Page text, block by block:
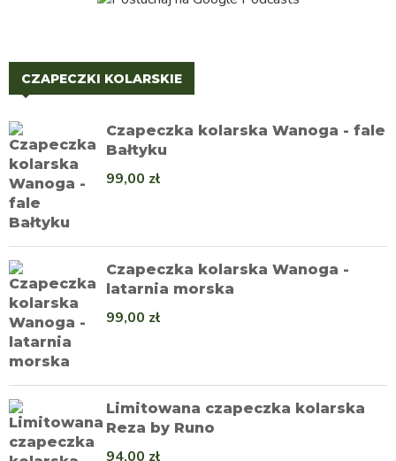
CZAPECZKI KOLARSKIE
Czapeczka kolarska Wanoga - fale
Bałtyku
99,00 zł
Czapeczka kolarska Wanoga -
latarnia morska
99,00 zł
Limitowana czapeczka kolarska
Reza by Runo
94,00 zł